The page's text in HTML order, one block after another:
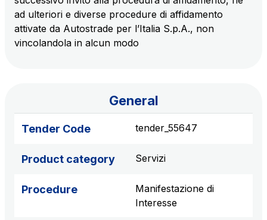
Advertising spaces and services, event management
in service areas
Cleaning activities on outdoor sites, green areas and
Società Italiana per il Traforo del Monte Bianco
ad ulteriori e diverse procedure di affidamento
attivate da Autostrade per l’Italia S.p.A., non
vincolandola in alcun modo
General
Tender Code tender_55647
Product category Servizi
Procedure
Manifestazione di
Interesse